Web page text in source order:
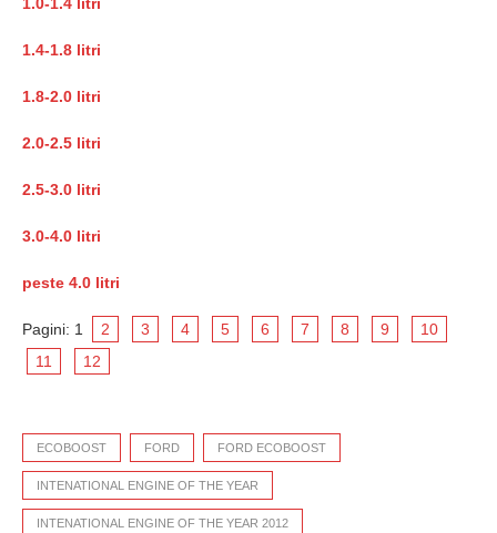
1.4-1.8 litri
1.8-2.0 litri
2.0-2.5 litri
2.5-3.0 litri
3.0-4.0 litri
peste 4.0 litri
Pagini: 1 2 3 4 5 6 7 8 9
10
11
12
ECOBOOST FORD FORD ECOBOOST
INTENATIONAL ENGINE OF THE YEAR
INTENATIONAL ENGINE OF THE YEAR 2012